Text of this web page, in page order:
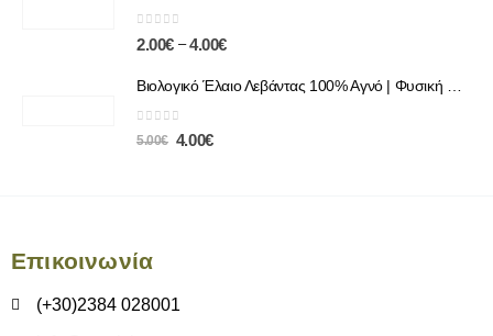
0out of 5
2.00€ – 4.00€
0 out of 5
5.00€ 4.00€
Επικοινωνία
(+30)2384 028001